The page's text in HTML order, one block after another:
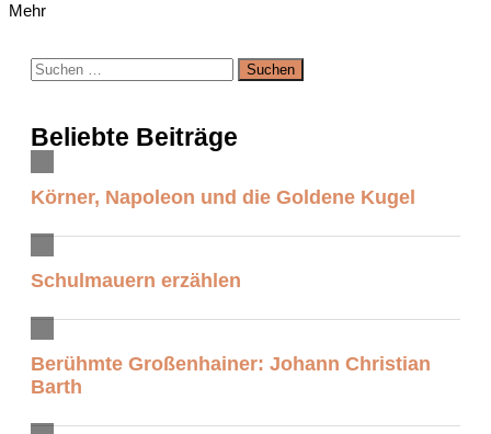
Mehr
Suchen
nach:
Beliebte Beiträge
Körner, Napoleon und die Goldene Kugel
Schulmauern erzählen
Berühmte Großenhainer: Johann Christian
Barth